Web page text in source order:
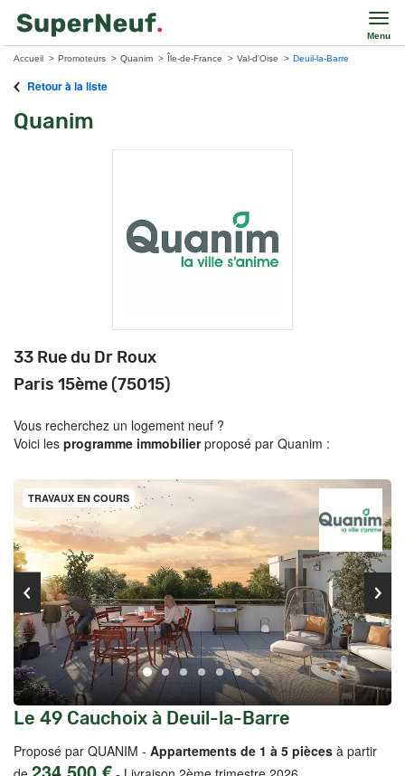
Menu
Accueil Promoteurs Quanim Île-de-France Val-d'Oise Deuil-la-Barre
Retour à la liste
Quanim
33 Rue du Dr Roux
Paris 15ème (75015)
Vous recherchez un logement neuf ?
Voici les programme immobilierproposé par Quanim :
TRAVAUX EN COURS
Le 49 Cauchoix à Deuil-la-Barre
Proposé par QUANIM - Appartements de 1 à 5 pièces à partir